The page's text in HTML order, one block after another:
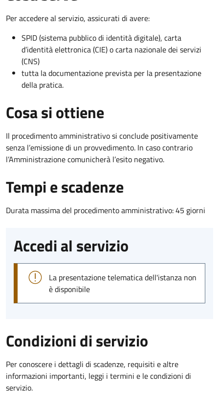
Per accedere al servizio, assicurati di avere:
SPID (sistema pubblico di identità digitale), carta
d’identità elettronica (CIE) o carta nazionale dei servizi
(CNS)
tutta la documentazione prevista per la presentazione
della pratica.
Cosa si ottiene
Il procedimento amministrativo si conclude positivamente
senza l’emissione di un provvedimento. In caso contrario
l’Amministrazione comunicherà l’esito negativo.
Tempi e scadenze
Durata massima del procedimento amministrativo: 45 giorni
Accedi al servizio
La presentazione telematica dell'istanza non
è disponibile
Condizioni di servizio
Per conoscere i dettagli di scadenze, requisiti e altre
informazioni importanti, leggi i termini e le condizioni di
servizio.